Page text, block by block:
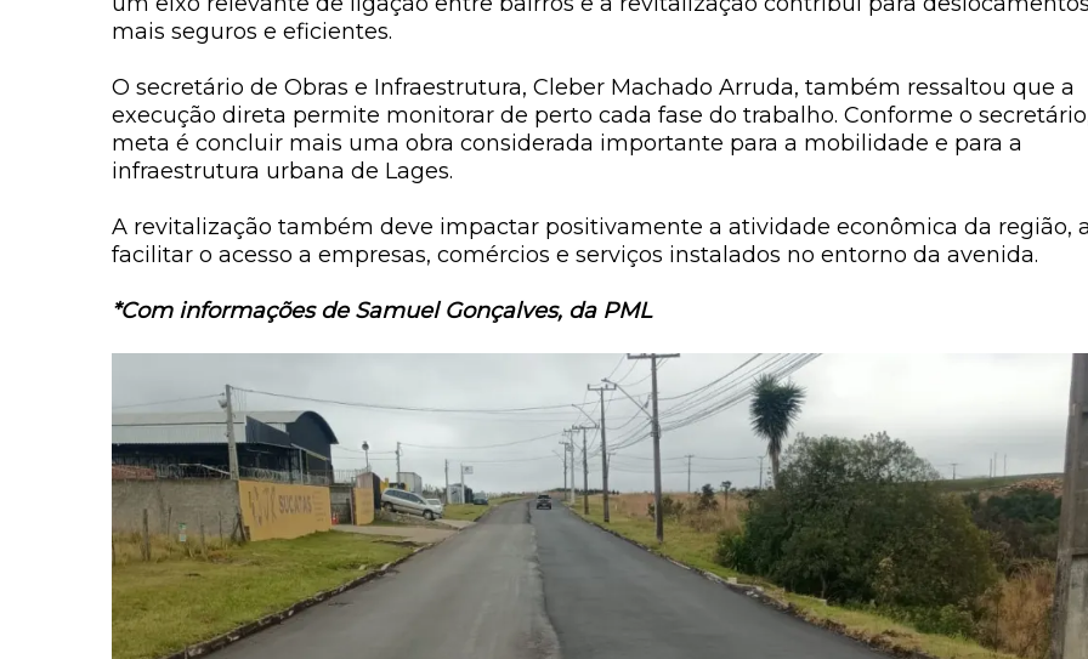
mais seguros e eficientes.
O secretário de Obras e Infraestrutura, Cleber Machado Arruda, também ressaltou que a
execução direta permite monitorar de perto cada fase do trabalho. Conforme o
meta é concluir mais uma obra considerada importante para a mobilidade e para a
infraestrutura urbana de Lages.
A revitalização também deve impactar positivamente a atividade econômica da região,
facilitar o acesso a empresas, comércios e serviços instalados no entorno da avenida.
*Com informações de Samuel Gonçalves, da PML